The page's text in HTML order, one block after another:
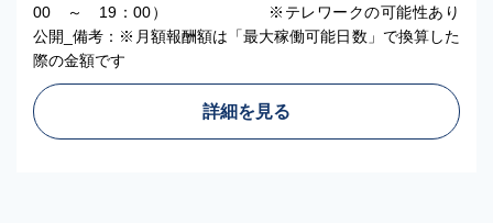
00 ～ 19：00） ※テレワークの可能性あり
公開_備考：※月額報酬額は「最大稼働可能日数」で換算した
際の金額です
詳細を見る